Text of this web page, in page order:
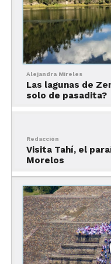
¿Cómo
Tepozteco?
Para llegar al cerro
que llegar aTepoztlán
Alejandra Mireles
Las lagunas de
solo de pasadita?
Redacción
Visita Tahí, el
Morelos